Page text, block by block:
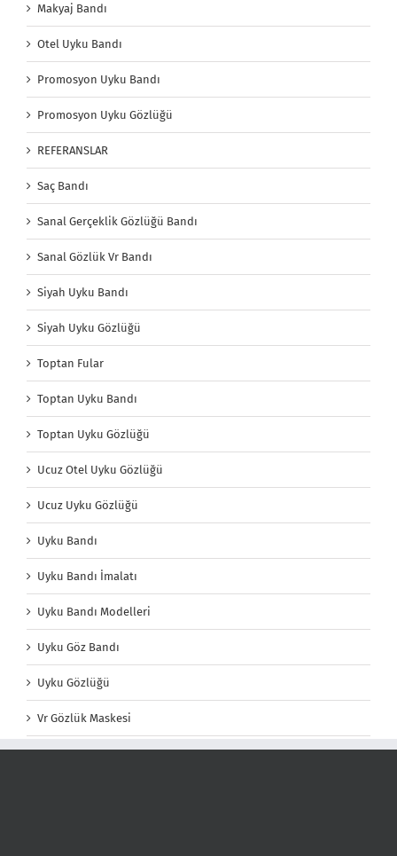
Makyaj Bandı
Otel Uyku Bandı
Promosyon Uyku Bandı
Promosyon Uyku Gözlüğü
REFERANSLAR
Saç Bandı
Sanal Gerçeklik Gözlüğü Bandı
Sanal Gözlük Vr Bandı
Siyah Uyku Bandı
Siyah Uyku Gözlüğü
Toptan Fular
Toptan Uyku Bandı
Toptan Uyku Gözlüğü
Ucuz Otel Uyku Gözlüğü
Ucuz Uyku Gözlüğü
Uyku Bandı
Uyku Bandı İmalatı
Uyku Bandı Modelleri
Uyku Göz Bandı
Uyku Gözlüğü
Vr Gözlük Maskesi